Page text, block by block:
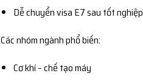
Dễ chuyển visa E7 sau tốt nghiệp
Các nhóm ngành phổ biến:
Cơ khí – chế tạo máy